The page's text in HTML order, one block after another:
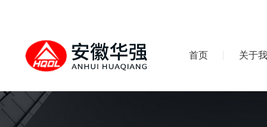
首页 关于